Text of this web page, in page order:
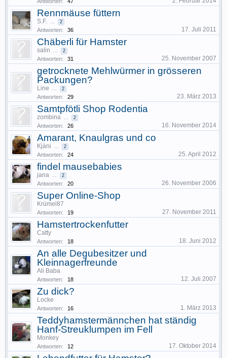
Rennmäuse füttern
S.F. ... 2
Antworten: 36 17. Juli 2011
Chäberli für Hamster
salin ... 2
Antworten: 31 25. November 2007
getrocknete Mehlwürmer in grösseren
Packungen?
Line ... 2
Antworten: 29 23. März 2013
Samtpfötli Shop Rodentia
zombina ... 2
Antworten: 26 16. November 2014
Amarant, Knaulgras und co
Kjàni ... 2
Antworten: 24 25. April 2012
findel mausebabies
jana ... 2
Antworten: 20 26. November 2006
Super Online-Shop
Krümel87
Antworten: 19 27. November 2011
Hamstertrockenfutter
Catty
Antworten: 18 18. Juni 2012
An alle Degubesitzer und
Kleinnagerfreunde
Ali Baba
Antworten: 18 12. Juli 2007
Zu dick?
Locke
Antworten: 16 1. März 2013
Teddyhamstermännchen hat ständig
Hanf-Streuklumpen im Fell
Monkey
Antworten: 12 17. Oktober 2014